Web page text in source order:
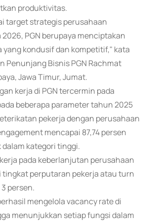
produktivitas.
target strategis perusahaan
PGN berupaya menciptakan
yang kondusif dan kompetitif," kata
Penunjang Bisnis PGN Rachmat
Jawa Timur, Jumat.
kerja di PGN tercermin pada
beberapa parameter tahun 2025
pekerja dengan perusahaan
mencapai 87,74 persen
kategori tinggi.
pada keberlanjutan perusahaan
perputaran pekerja atau turn
persen.
mengelola vacancy rate di
menunjukkan setiap fungsi dalam